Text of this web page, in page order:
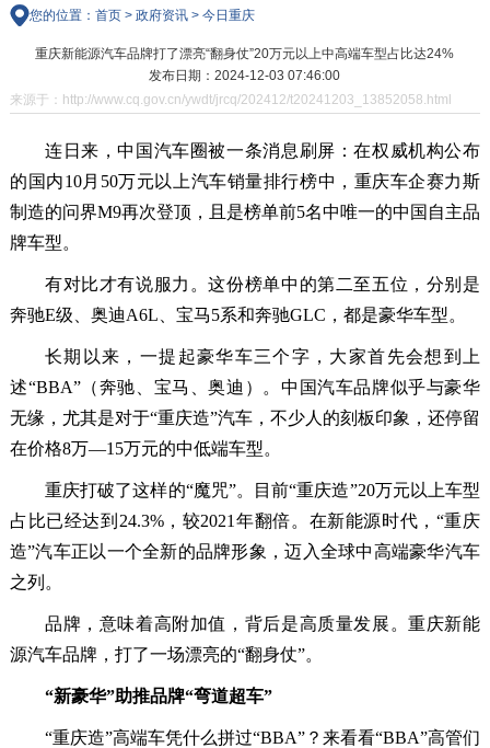
您的位置： 首页> 政府资讯> 今日重庆
重庆新能源汽车品牌打了漂亮“翻身仗”20万元以上中高端车型占比达24%
发布日期：2024-12-03 07:46:00
来源于：http://www.cq.gov.cn/ywdt/jrcq/202412/t20241203_13852058.html
连日来，中国汽车圈被一条消息刷屏：在权威机构公布
的国内10月50万元以上汽车销量排行榜中，重庆车企赛力斯
制造的问界M9再次登顶，且是榜单前5名中唯一的中国自主品
牌车型。
有对比才有说服力。这份榜单中的第二至五位，分别是
奔驰E级、奥迪A6L、宝马5系和奔驰GLC，都是豪华车型。
长期以来，一提起豪华车三个字，大家首先会想到上
述“BBA”（奔驰、宝马、奥迪）。中国汽车品牌似乎与豪华
无缘，尤其是对于“重庆造”汽车，不少人的刻板印象，还停留
在价格8万—15万元的中低端车型。
重庆打破了这样的“魔咒”。目前“重庆造”20万元以上车型
占比已经达到24.3%，较2021年翻倍。在新能源时代，“重庆
造”汽车正以一个全新的品牌形象，迈入全球中高端豪华汽车
之列。
品牌，意味着高附加值，背后是高质量发展。重庆新能
源汽车品牌，打了一场漂亮的“翻身仗”。
“新豪华”助推品牌“弯道超车”
“重庆造”高端车凭什么拼过“BBA”？来看看“BBA”高管们